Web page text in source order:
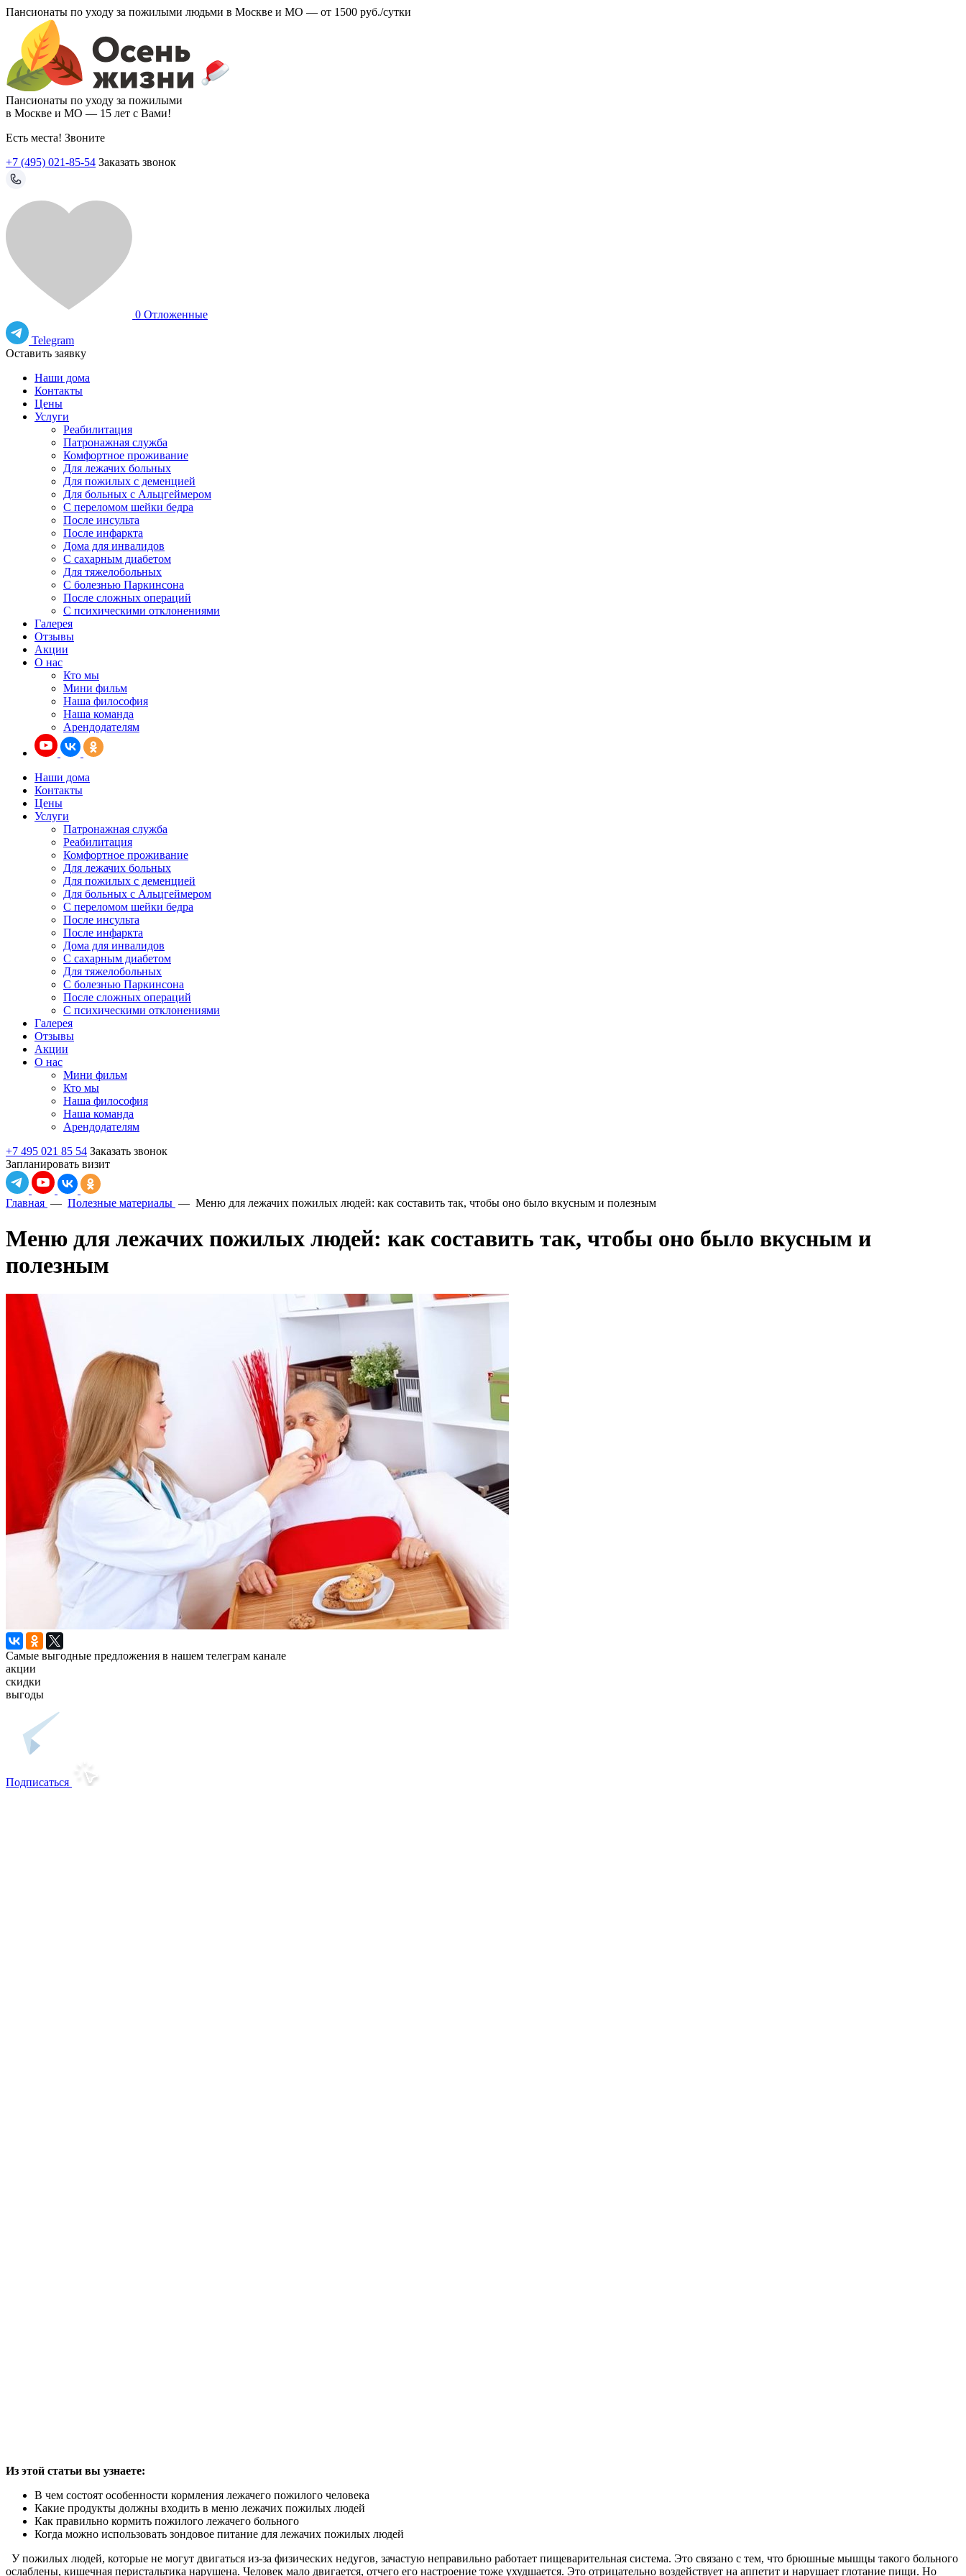
Пансионаты по уходу за пожилыми людьми в Москве и МО — от 1500 руб./сутки
Пансионаты по уходу за пожилыми
в Москве и МО — 15 лет с Вами!
Есть места! Звоните
+7 (495) 021-85-54 Заказать звонок
0 Отложенные
Telegram
Оставить заявку
Наши дома
Контакты
Цены
Услуги
Реабилитация
Патронажная служба
Комфортное проживание
Для лежачих больных
Для пожилых с деменцией
Для больных с Альцгеймером
С переломом шейки бедра
После инсульта
После инфаркта
Дома для инвалидов
С сахарным диабетом
Для тяжелобольных
С болезнью Паркинсона
После сложных операций
С психическими отклонениями
Галерея
Отзывы
Акции
О нас
Кто мы
Мини фильм
Наша философия
Наша команда
Арендодателям
Наши дома
Контакты
Цены
Услуги
Патронажная служба
Реабилитация
Комфортное проживание
Для лежачих больных
Для пожилых с деменцией
Для больных с Альцгеймером
С переломом шейки бедра
После инсульта
После инфаркта
Дома для инвалидов
С сахарным диабетом
Для тяжелобольных
С болезнью Паркинсона
После сложных операций
С психическими отклонениями
Галерея
Отзывы
Акции
О нас
Мини фильм
Кто мы
Наша философия
Наша команда
Арендодателям
+7 495 021 85 54 Заказать звонок
Запланировать визит
Главная — Полезные материалы — Меню для лежачих пожилых людей: как составить так, чтобы оно было вкусным и полезным
Меню для лежачих пожилых людей: как составить так, чтобы оно было вкусным и
полезным
Самые выгодные предложения в нашем телеграм канале
акции
скидки
выгоды
Подписаться
Из этой статьи вы узнаете:
В чем состоят особенности кормления лежачего пожилого человека
Какие продукты должны входить в меню лежачих пожилых людей
Как правильно кормить пожилого лежачего больного
Когда можно использовать зондовое питание для лежачих пожилых людей
У пожилых людей, которые не могут двигаться из-за физических недугов, зачастую неправильно работает пищеварительная система. Это связано с тем, что брюшные мышцы такого больного
ослаблены, кишечная перистальтика нарушена. Человек мало двигается, отчего его настроение тоже ухудшается. Это отрицательно воздействует на аппетит и нарушает глотание пищи. Но